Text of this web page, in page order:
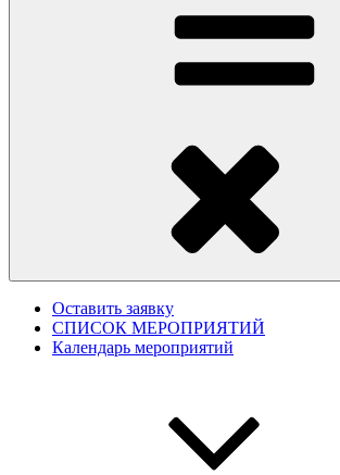
Оставить заявку
СПИСОК МЕРОПРИЯТИЙ
Календарь мероприятий